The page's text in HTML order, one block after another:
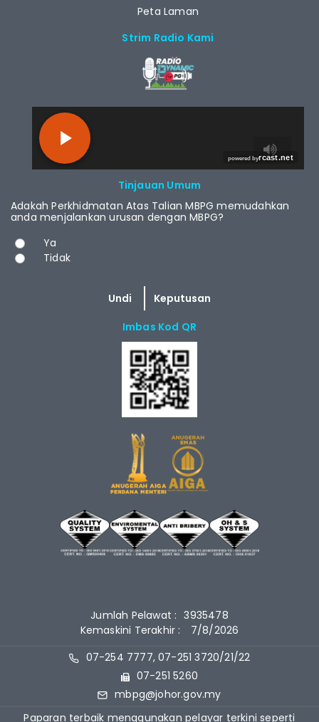
Peta Laman
Strim Radio Kami
Tinjauan Umum
Adakah Perkhidmatan Atas Talian MBPG memudahkan
anda menjalankan urusan dengan MBPG?
Pilihan
Ya
Tidak
Imbas Kod QR
Jumlah Pelawat : 3935478
Kemaskini Terakhir :
7/8/2026
07-254 7777, 07-251 3720/21/22
07-251 5260
mbpg@johor.gov.my
Paparan terbaik menggunakan pelayar terkini seperti